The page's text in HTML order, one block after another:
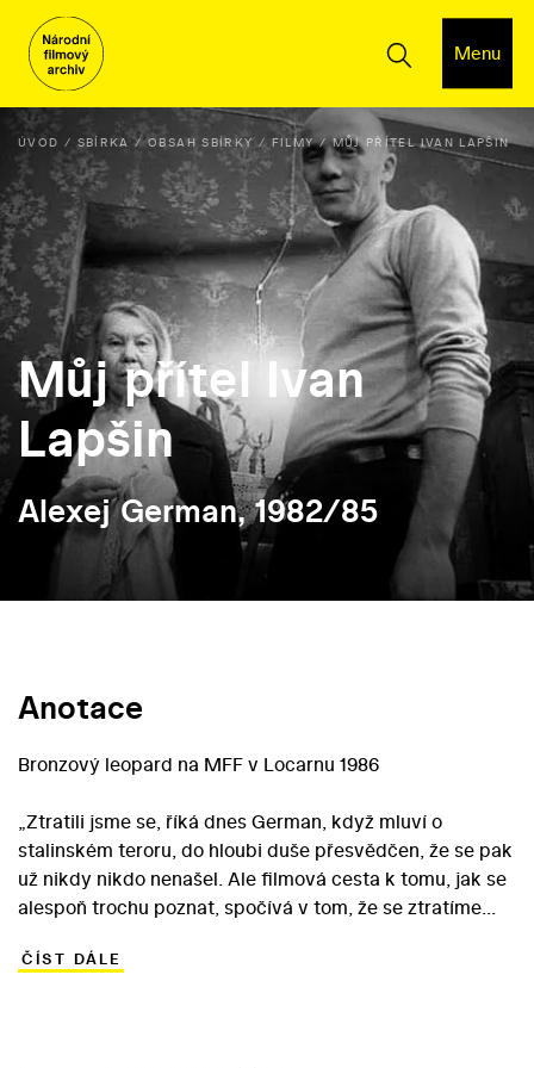
Menu
ÚVOD SBÍRKA OBSAH SBÍRKY FILMY MŮJ PŘÍTEL IVAN LAPŠIN
Můj přítel Ivan
Lapšin
Alexej German, 1982/85
Anotace
Bronzový leopard na MFF v Locarnu 1986
„Ztratili jsme se, říká dnes German, když mluví o
stalinském teroru, do hloubi duše přesvědčen, že se pak
už nikdy nikdo nenašel. Ale filmová cesta k tomu, jak se
alespoň trochu poznat, spočívá v tom, že se ztratíme
Antoine de Baecque
ČÍST DÁLE